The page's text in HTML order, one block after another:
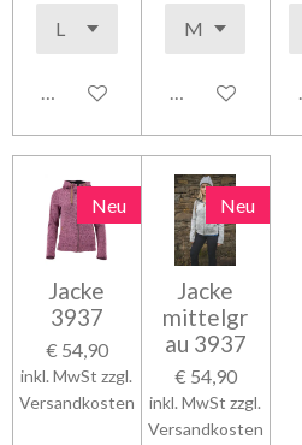
In den WarenkorbIn den
Neu
Jacke
3937
€ 54,90
inkl. MwSt zzgl.
Versandkosten
Neu
Jacke
mittelgr
au 3937
€ 54,90
inkl. MwSt zzgl.
Versandkosten